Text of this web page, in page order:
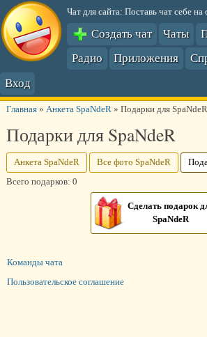
Чат для сайта: Поставь чат себе на
Создать чат Чаты
Радио
Приложения
Вход
Главная» Анкета SpaNdeR» Подарки для SpaNdeR
Подарки для SpaNdeR
Анкета SpaNdeR Все фото SpaNdeR
Всего подарков: 0
Сделать подарок
SpaNdeR
Команды чата
Пользовательское соглашение